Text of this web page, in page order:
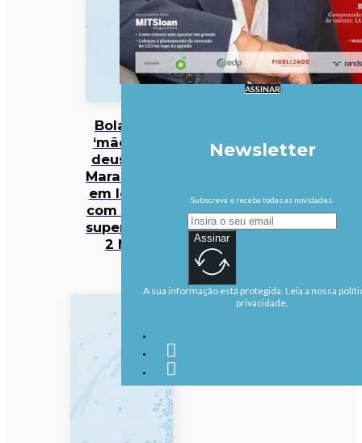
Bola da
‘mão de
deus’ de
Maradona
em leilão
com valor
superior a
2 ME
ASSINAR
Newsletter
Subscreva e receba todas as novidades.
Assinar
A sua informação está protegida. Leia a nossa
privacidade.